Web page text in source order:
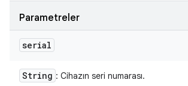
Parametreler
serial
String : Cihazın seri numarası.